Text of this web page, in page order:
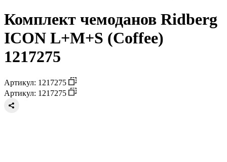
Комплект чемоданов Ridberg
ICON L+M+S (Coffee)
1217275
Артикул: 1217275
Артикул: 1217275